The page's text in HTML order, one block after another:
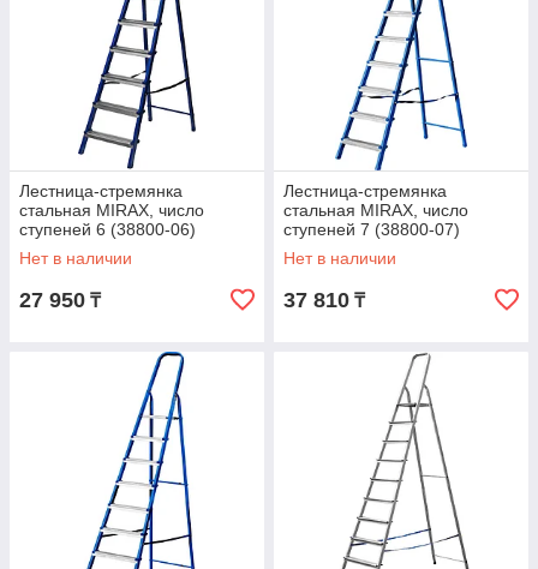
Лестница-стремянка
стальная MIRAX, число
ступеней 6 (38800-06)
Нет в наличии
27 950 ₸
Лестница-стремянка
стальная MIRAX, число
ступеней 7 (38800-07)
Нет в наличии
37 810 ₸